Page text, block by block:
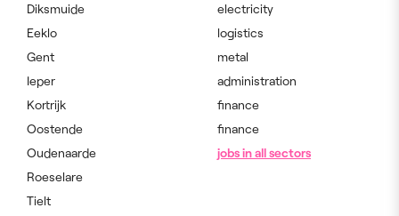
Diksmuide
Eeklo
Gent
Ieper
Kortrijk
Oostende
Oudenaarde
Roeselare
Tielt
electricity
logistics
metal
administration
finance
finance
jobs in all sectors